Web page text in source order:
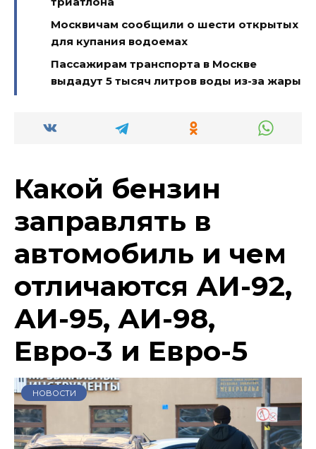
Москвичам сообщили о шести открытых
для купания водоемах
Пассажирам транспорта в Москве
выдадут 5 тысяч литров воды из-за жары
Какой бензин
заправлять в
автомобиль и чем
отличаются АИ-92,
АИ-95, АИ-98,
Евро-3 и Евро-5
НОВОСТИ